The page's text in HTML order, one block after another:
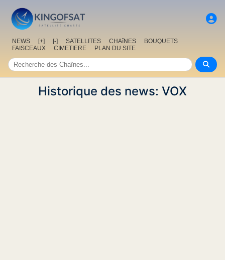
NEWS [+] [-] SATELLITES CHAîNES
BOUQUETS
FAISCEAUX
CIMETIERE PLAN DU SITE
Historique des news: VOX